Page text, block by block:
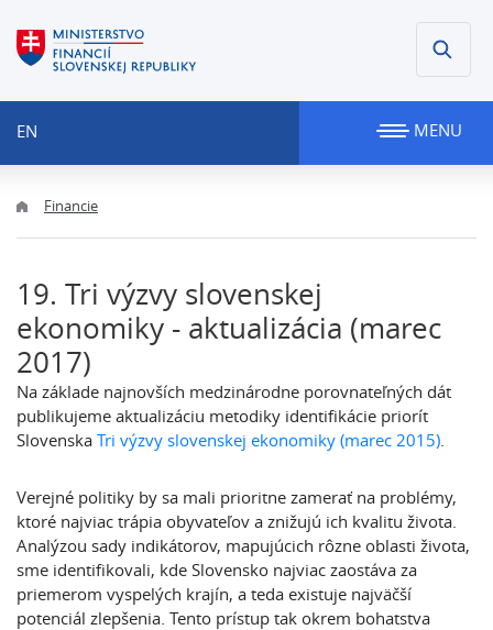
EN MENU
Financie
19. Tri výzvy slovenskej
ekonomiky - aktualizácia (marec
2017)
Na základe najnovších medzinárodne porovnateľných dát
publikujeme aktualizáciu metodiky identifikácie priorít
Slovenska Tri výzvy slovenskej ekonomiky (marec 2015).
Verejné politiky by sa mali prioritne zamerať na problémy,
ktoré najviac trápia obyvateľov a znižujú ich kvalitu života.
Analýzou sady indikátorov, mapujúcich rôzne oblasti života,
sme identifikovali, kde Slovensko najviac zaostáva za
priemerom vyspelých krajín, a teda existuje najväčší
potenciál zlepšenia. Tento prístup tak okrem bohatstva